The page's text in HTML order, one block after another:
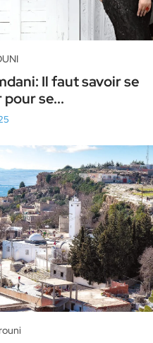
Il faut savoir se
se...